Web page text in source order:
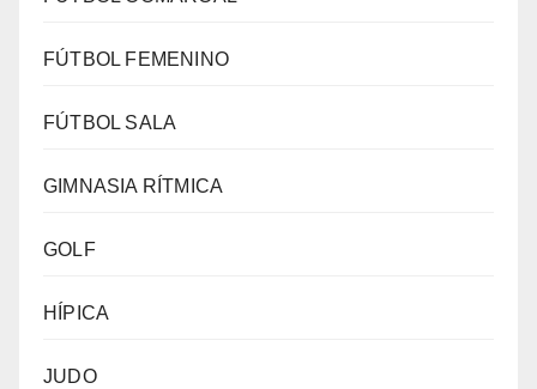
FÚTBOL FEMENINO
FÚTBOL SALA
GIMNASIA RÍTMICA
GOLF
HÍPICA
JUDO